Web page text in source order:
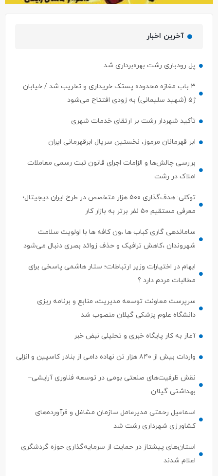
آخرین اخبار
پل رودباری رشت بهره‌برداری شد
۳ باب مغازه محدوده پستک خریداری و تخریب شد / خیابان
ژ۵ (شهید سلیمانی) به زودی افتتاح می‌شود
تأکید شهردار رشت بر ارتقای خدمات شهری
ابر قهرمانان مرموز، نخستین سریال ابرقهرمانی ایران
بررسی چالش‌ها و الزامات اجرای قانون ثبت رسمی معاملات
املاک در رشت
توکلی: هدف‌گذاری ۵۰۰ هزار متخصص در طرح ایران دیجیتال؛
معرفی مستقیم ۵۰ نفر برتر به بازار کار
ساماندهی گاری کباب ها ،ون کافه ها با اولویت سلامت
شهروندان ،کاهش ترافیک و حذف زوائد بصری دنبال می‌شود
ابهام در اختیارات وزیر ارتباطات؛ ستار هاشمی پاسخی برای
مطالبات مردم دارد ؟
سرپرست معاونت توسعه مدیریت، منابع و برنامه ریزی
دانشگاه علوم پزشکی گیلان منصوب شد
آغاز به کار پایگاه خبری و تحلیلی نبض خبر
واردات بیش از ۸۴۰ هزار تن نهاده دامی از بنادر كاسپین و انزلی
نقش ظرفیت‌های صنعتی بومی در توسعه فناوری آرایشی–
بهداشتی گیلان
اسماعیل رحمتی مدیرعامل سازمان مشاغل و فرآورده‌های
کشاورزی شهرداری رشت شد
استان‌های پیشتاز در حمایت از سرمایه‌گذاری حوزه گردشگری
اعلام شدند